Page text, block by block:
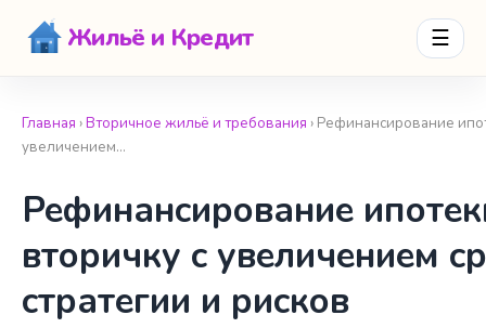
Жильё и Кредит ☰
Главная ›Вторичное жильё и требования › Рефинансирование
увеличением…
Рефинансирование
вторичку с увеличением
стратегии и рисков